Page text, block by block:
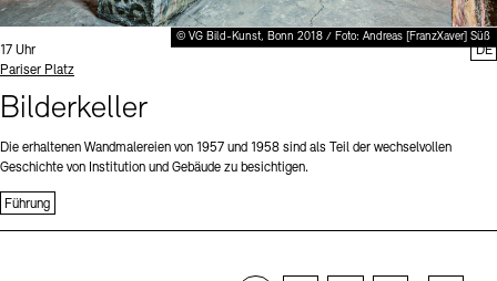
© VG Bild-Kunst, Bonn 2018 / Foto: Andreas [FranzXaver] Süß
Uhrzeit:
17 Uhr
Standort
Pariser Platz
Bilderkeller
Die erhaltenen Wandmalereien von 1957 und 1958 sind als Teil der wechselvollen
Geschichte von Institution und Gebäude zu besichtigen.
Führung
DE